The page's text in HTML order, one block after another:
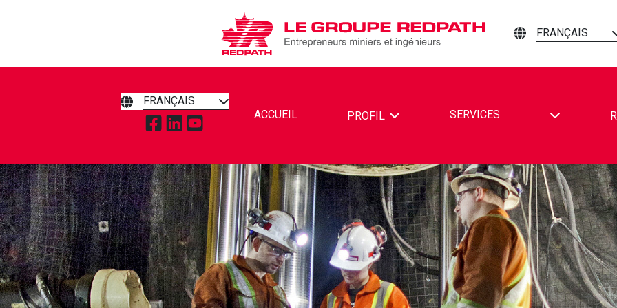
FRANÇAIS
FRANÇAIS
APPUYEZ POUR VISITER REDPATH MINING CONTRACTORS AND ENGINEERS SUR FACEBOOK
APPUYEZ POUR VISITER REDPATH MINING CONTRACTORS AND ENGINEERS SUR
APPUYEZ POUR VISITER REDPATH MINING CONTRACTORS AND ENGINEERS SUR
ACCUEIL PROFIL SERVICES TOGGLE